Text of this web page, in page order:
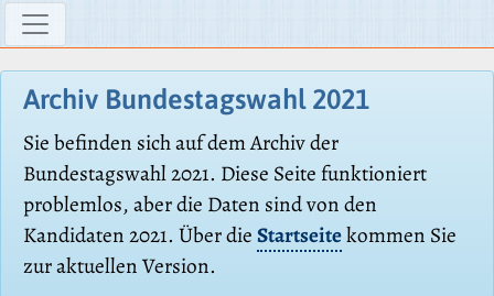
Archiv Bundestagswahl 2021
Sie befinden sich auf dem Archiv der
Bundestagswahl 2021. Diese Seite funktioniert
problemlos, aber die Daten sind von den
Kandidaten 2021. Über dieStartseitekommen Sie
zur aktuellen Version.